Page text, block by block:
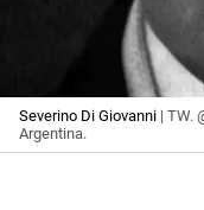
Severino Di Giovanni | TW.
Argentina.